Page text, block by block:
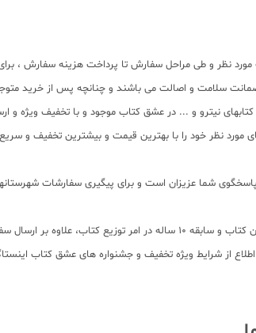
نظر و طی مراحل سفارش تا پرداخت هزینه سفارش ، برای
ضمانت سلامت و اصالت می باشند و چنانچه پس از خرید
خواهد شد. همچنین دیگر کتابهای انتشارات پویش مثل پا به پا ، 31 استان ششم و نهم ، سری کتابهای نیترو و ...
نظر خود را با بهترین قیمت و بیشترین تخفیف و
شماره تلفن پشتیبانی 02166484008 و شماره تلگرام یا واتس اپ 09203472622 می باشد که از ساعت 9 صبح تا 5 بعدازظهر پاسخگوی
عشق کتاب جامع ترین و به روز ترین وب سایت فروش اینترنتی کتابهای کمک آموزشی و نماینده مستقیم ناشران معتبر کمک آموزشی
از شرایط ویژه تخفیف و جشنواره های عشق کتاب